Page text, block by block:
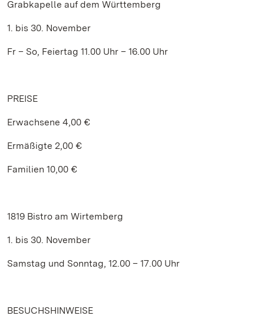
Grabkapelle auf dem Württemberg
1. bis 30. November
Fr – So, Feiertag 11.00 Uhr – 16.00 Uhr
PREISE
Erwachsene 4,00 €
Ermäßigte 2,00 €
Familien 10,00 €
1819 Bistro am Wirtemberg
1. bis 30. November
Samstag und Sonntag, 12.00 – 17.00 Uhr
BESUCHSHINWEISE